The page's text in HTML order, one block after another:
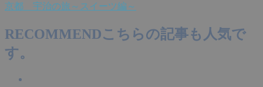
京都 宇治の旅～スイーツ編～
RECOMMENDこちらの記事も人気で
す。